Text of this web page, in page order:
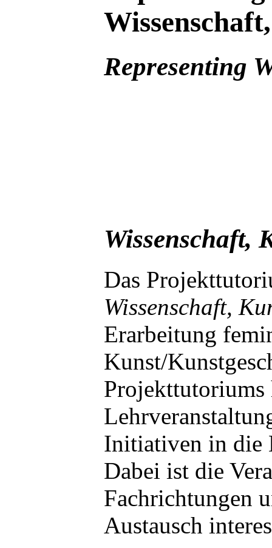
Representing
Wissenschaft,
Das
Wissenschaft,
Erarbeitung
Kunst/
Projekttutoriums
Initiativen in die
Dabei ist die
Fachrichtungen
Austausch